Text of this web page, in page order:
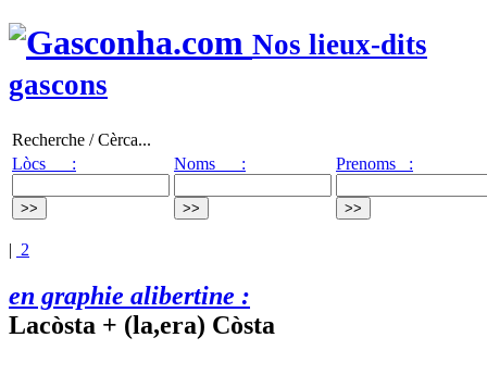
Nos lieux-dits
gascons
Recherche / Cèrca...
Lòcs :
Noms : Prenoms :
| 2
en graphie alibertine :
Lacòsta + (la,era) Còsta